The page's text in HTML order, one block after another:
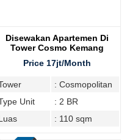
Disewakan Apartemen Di
Tower Cosmo Kemang
Price 17jt/Month
: Cosmopolitan
Unit
: 2 BR
: 110 sqm